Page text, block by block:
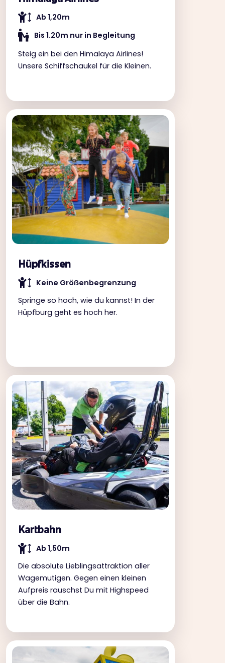
Ab 1,20m
Bis 1.20m nur in Begleitung
Steig ein bei den Himalaya Airlines!
Unsere Schiffschaukel für die Kleinen.
Hüpfkissen
Keine Gröẞenbegrenzung
Springe so hoch, wie du kannst! In der
Hüpfburg geht es hoch her.
Kartbahn
Ab 1,50m
Die absolute Lieblingsattraktion aller
Wagemutigen. Gegen einen kleinen
Aufpreis rauschst Du mit Highspeed
über die Bahn.